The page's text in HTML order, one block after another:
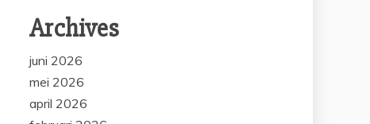
Archives
juni 2026
mei 2026
april 2026